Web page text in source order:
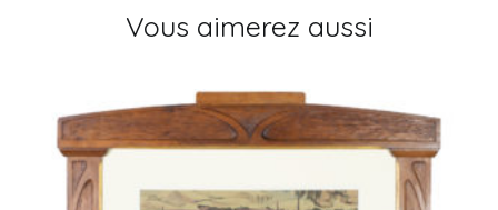
Vous aimerez aussi